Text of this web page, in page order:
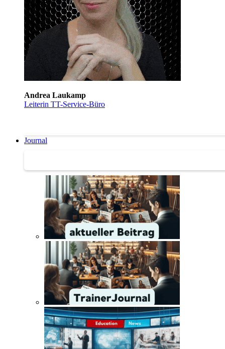
Andrea Laukamp
Leiterin TT-Service-Büro
Journal